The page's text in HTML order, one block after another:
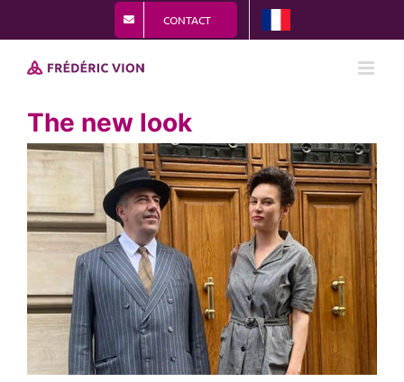
au
contenu
CONTACT
The new look
View
Larger
Image